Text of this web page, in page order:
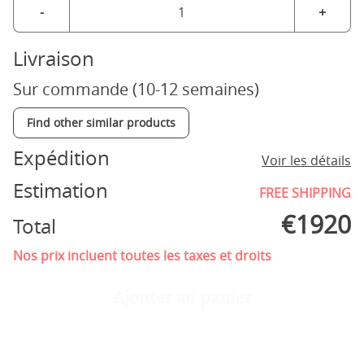
- +
Livraison
Sur commande (10-12 semaines)
Find other similar products
Expédition Voir les détails
Estimation FREE SHIPPING
Total €1920
Nos prix incluent toutes les taxes et droits